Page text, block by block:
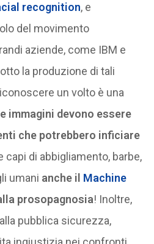
recognition, e
del movimento
aziende, come IBM e
la produzione di tali
un volto è una
le immagini devono essere
che potrebbero inficiare
capi di abbigliamento, barbe,
umani anche il Machine
prosopagnosia! Inoltre,
pubblica sicurezza,